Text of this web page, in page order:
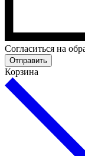
Cогласиться на
Отправить
Корзина